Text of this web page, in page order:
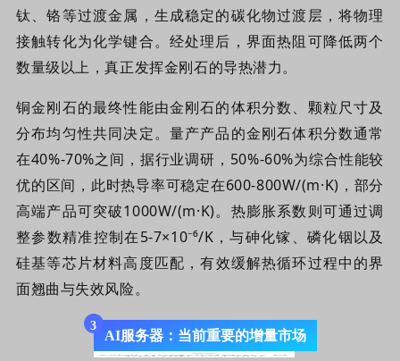
钛、铬等过渡金属，生成稳定的碳化物过渡层，将物理
接触转化为化学键合。经处理后，界面热阻可降低两个
数量级以上，真正发挥金刚石的导热潜力。
铜金刚石的最终性能由金刚石的体积分数、颗粒尺寸及
分布均匀性共同决定。量产产品的金刚石体积分数通常
在40%-70%之间，据行业调研，50%-60%为综合性能较
优的区间，此时热导率可稳定在600-800W/(m·K)，部分
高端产品可突破1000W/(m·K)。热膨胀系数则可通过调
整参数精准控制在5-7×10⁻⁶/K，与砷化镓、磷化铟以及
硅基等芯片材料高度匹配，有效缓解热循环过程中的界
面翘曲与失效风险。
3
AI服务器：当前重要的增量市场